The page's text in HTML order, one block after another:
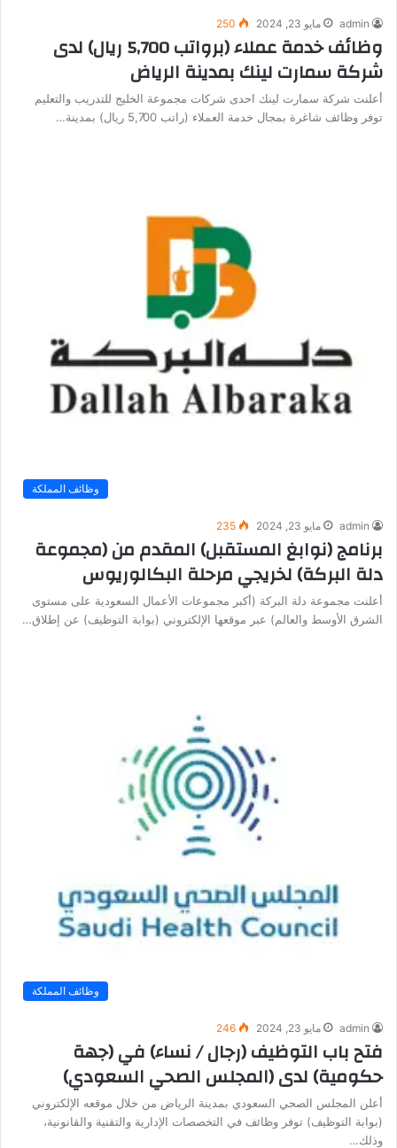
admin مايو 23, 2024 250
وظائف خدمة عملاء (برواتب 5,700 ريال) لدى
شركة سمارت لينك بمدينة الرياض
أعلنت شركة سمارت لينك احدى شركات مجموعة الخليج للتدريب والتعليم
توفر وظائف شاغرة بمجال خدمة العملاء (راتب 5,700 ريال) بمدينة…
وظائف المملكة
admin مايو 23, 2024 235
برنامج (نوابغ المستقبل) المقدم من (مجموعة
دلة البركة) لخريجي مرحلة البكالوريوس
أعلنت مجموعة دلة البركة (أكبر مجموعات الأعمال السعودية على مستوى
الشرق الأوسط والعالم) عبر موقعها الإلكتروني (بوابة التوظيف) عن إطلاق…
وظائف المملكة
admin مايو 23, 2024 246
فتح باب التوظيف (رجال / نساء) في (جهة
حكومية) لدى (المجلس الصحي السعودي)
أعلن المجلس الصحي السعودي بمدينة الرياض من خلال موقعه الإلكتروني
(بوابة التوظيف) توفر وظائف في التخصصات الإدارية والتقنية والقانونية،
وذلك…